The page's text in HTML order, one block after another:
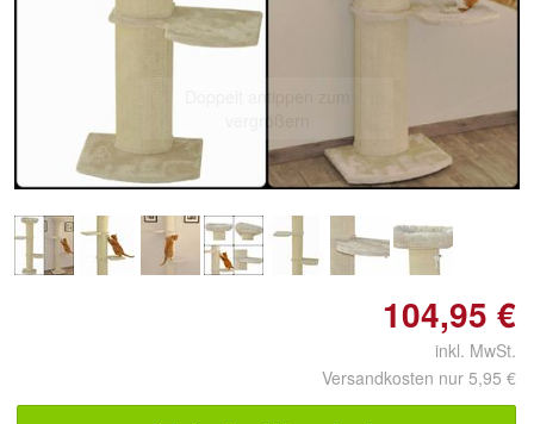
104,95 €
inkl. MwSt.
Versandkosten nur 5,95 €